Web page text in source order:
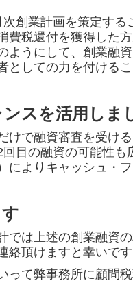
創業計画を策定する
費税還付を獲得した
ようにして、創業融
としての力を付ける
スを活用しま
で融資審査を受け
目の融資の可能性
によりキャッシュ・
は上述の創業融資
絡頂けますと幸いで
て弊事務所に顧問